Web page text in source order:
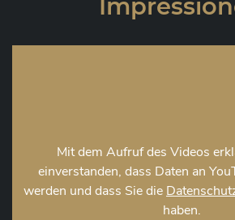
Mit dem Aufruf des Videos
einverstanden, dass Daten an
werden und dass Sie die
haben.